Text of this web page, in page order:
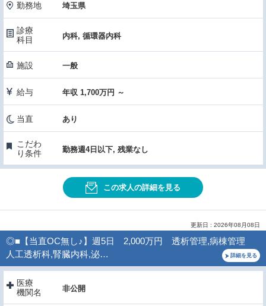
勤務地 埼玉県
診療
科目
内科, 循環器内科
施設 一般
給与 年収 1,700万円 ～
当直 あり
こだわ
り条件
勤務週4日以下, 残業なし
この求人の詳細を見る
更新日 : 2026年08月08日
◎■【当直OC無し♪】週5日 2,000万円 透析管理,病棟管理
人工透析科,腎臓内科,泌…
詳細を見る
医療
機関名
非公開